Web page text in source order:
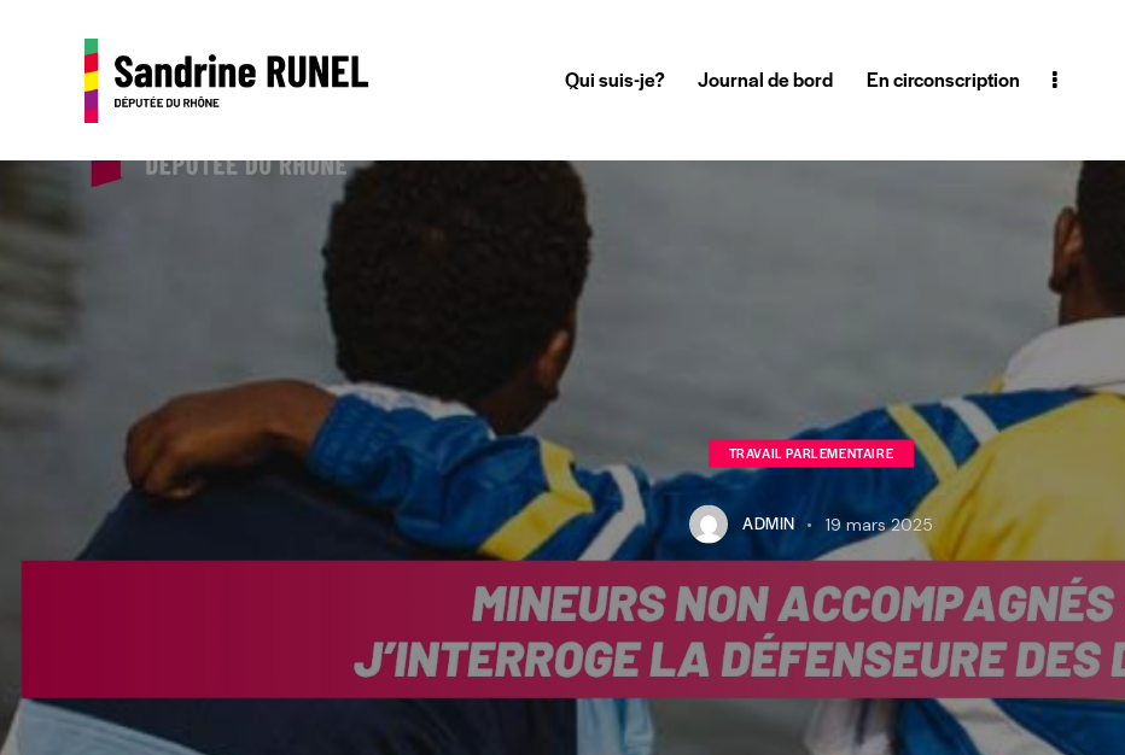
Qui suis-je? Journal de bord En circonscription
TRAVAIL PARLEMENTAIRE
ADMIN 19 mars 2025